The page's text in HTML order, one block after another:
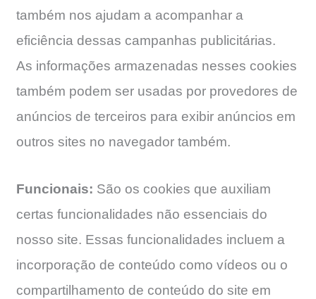
também nos ajudam a acompanhar a
eficiência dessas campanhas publicitárias.
As informações armazenadas nesses cookies
também podem ser usadas por provedores de
anúncios de terceiros para exibir anúncios em
outros sites no navegador também.
Funcionais: São os cookies que auxiliam
certas funcionalidades não essenciais do
nosso site. Essas funcionalidades incluem a
incorporação de conteúdo como vídeos ou o
compartilhamento de conteúdo do site em